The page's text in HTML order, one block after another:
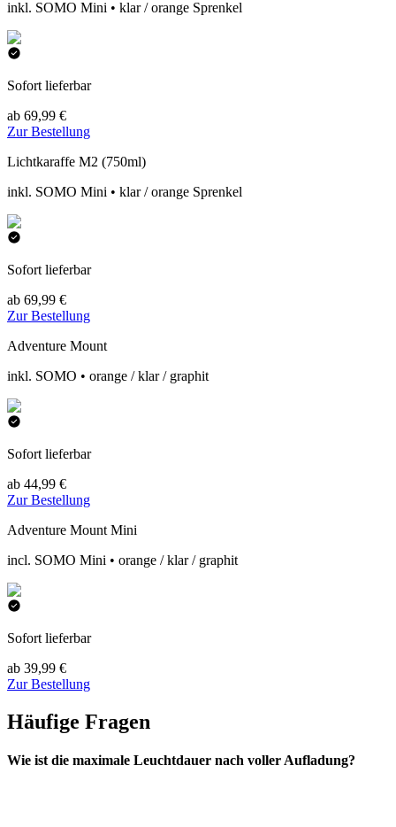
inkl. SOMO Mini • klar / orange Sprenkel
Sofort lieferbar
ab 69,99 €
Zur Bestellung
Lichtkaraffe M2 (750ml)
inkl. SOMO Mini • klar / orange Sprenkel
Sofort lieferbar
ab 69,99 €
Zur Bestellung
Adventure Mount
inkl. SOMO • orange / klar / graphit
Sofort lieferbar
ab 44,99 €
Zur Bestellung
Adventure Mount Mini
incl. SOMO Mini • orange / klar / graphit
Sofort lieferbar
ab 39,99 €
Zur Bestellung
Häufige Fragen
Wie ist die maximale Leuchtdauer nach voller Aufladung?